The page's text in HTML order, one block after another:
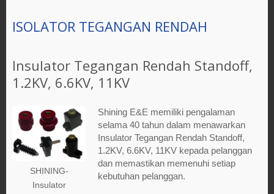
ISOLATOR TEGANGAN RENDAH
Insulator Tegangan Rendah Standoff,
1.2KV, 6.6KV, 11KV
SHINING-
Insulator
Shining E&E memiliki pengalaman
selama 40 tahun dalam menawarkan
Insulator Tegangan Rendah Standoff,
1.2KV, 6.6KV, 11KV kepada pelanggan
dan memastikan memenuhi setiap
kebutuhan pelanggan.